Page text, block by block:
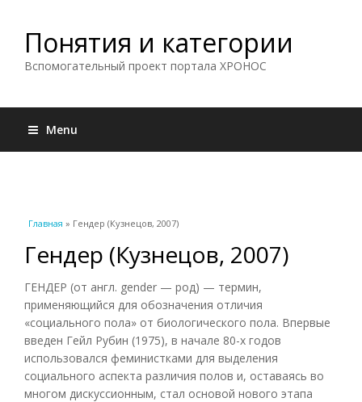
Понятия и категории
Вспомогательный проект портала ХРОНОС
Menu
Вы здесь
Главная » Гендер (Кузнецов, 2007)
Гендер (Кузнецов, 2007)
ГЕНДЕР (от англ. gender — род) — термин,
применяющийся для обозначения отличия
«социального пола» от биологического пола. Впервые
введен Гейл Рубин (1975), в начале 80-х годов
использовался феминистками для выделения
социального аспекта различия полов и, оставаясь во
многом дискуссионным, стал основой нового этапа